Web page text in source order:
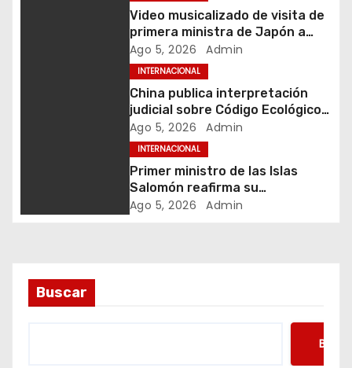
r
d
a
Video musicalizado de visita de
primera ministra de Japón a
zona afectada por sismo
suscita críticas
Ago 5, 2026 Admin
INTERNACIONAL
China publica interpretación
judicial sobre Código Ecológico y
Medioambiental
Ago 5, 2026 Admin
INTERNACIONAL
Primer ministro de las Islas
Salomón reafirma su
compromiso con el principio de
Ago 5, 2026 Admin
Buscar